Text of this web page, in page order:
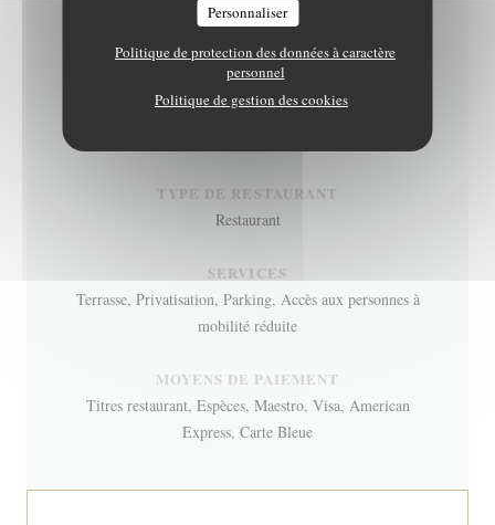
Personnaliser
Politique de protection des données à caractère
personnel
Politique de gestion des cookies
INFOS PRATIQUES
CUISINE
TYPE DE RESTAURANT
Restaurant
SERVICES
Terrasse, Privatisation, Parking, Accès aux personnes à
mobilité réduite
MOYENS DE PAIEMENT
Titres restaurant, Espèces, Maestro, Visa, American
Express, Carte Bleue